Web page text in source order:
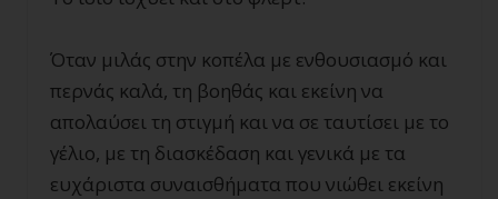
Όταν μιλάς στην κοπέλα με ενθουσιασμό και
περνάς καλά, τη βοηθάς και εκείνη να
απολαύσει τη στιγμή και να σε ταυτίσει με το
γέλιο, με τη διασκέδαση και γενικά με τα
ευχάριστα συναισθήματα που νιώθει εκείνη